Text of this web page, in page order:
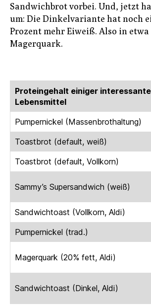
Sandwichbrot vorbei. Und, jetzt
um: Die Dinkelvariante hat noch
Prozent mehr Eiweiß. Also in etwa
Magerquark.
Proteingehalt einiger
Lebensmittel
Pumpernickel (Massenbrothaltung)
Toastbrot (default, weiß)
Toastbrot (default, Vollkorn)
Sammy’s Supersandwich (weiß)
Sandwichtoast (Vollkorn, Aldi)
Pumpernickel (trad.)
Magerquark (20% fett, Aldi)
Sandwichtoast (Dinkel, Aldi)